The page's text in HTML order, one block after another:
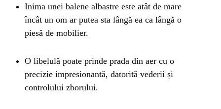
Inima unei balene albastre este atât de mare
încât un om ar putea sta lângă ea ca lângă o
piesă de mobilier.
O libelulă poate prinde prada din aer cu o
precizie impresionantă, datorită vederii și
controlului zborului.